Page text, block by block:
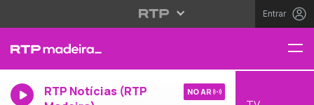
Entrar
RTP Notícias (RTP
NO AR